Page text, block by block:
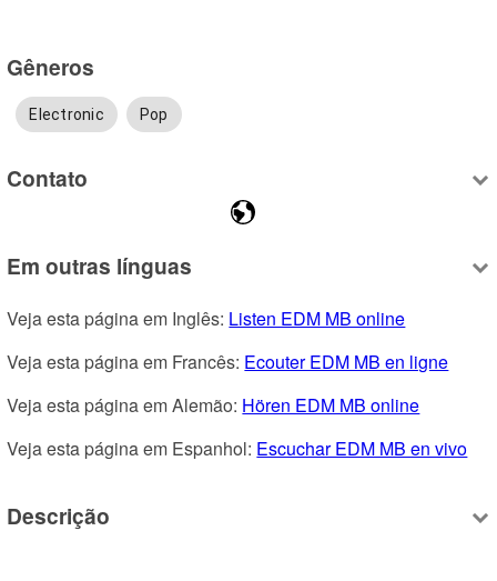
Gêneros
Electronic Pop
Contato
Em outras línguas
Veja esta página em Inglês: Listen EDM MB online
Veja esta página em Francês: Ecouter EDM MB en ligne
Veja esta página em Alemão: Hören EDM MB online
Veja esta página em Espanhol: Escuchar EDM MB en vivo
Descrição